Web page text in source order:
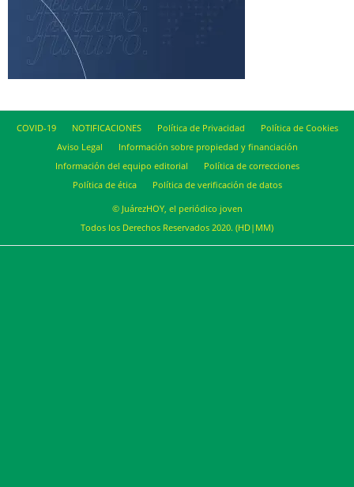
COVID-19 NOTIFICACIONES Política de Privacidad
Política de Cookies
Aviso Legal
Información sobre propiedad y financiación
Información del equipo editorial
Política de correcciones
Política de ética
Política de verificación de datos
© JuárezHOY, el periódico joven
Todos los Derechos Reservados 2020. (HD|MM)